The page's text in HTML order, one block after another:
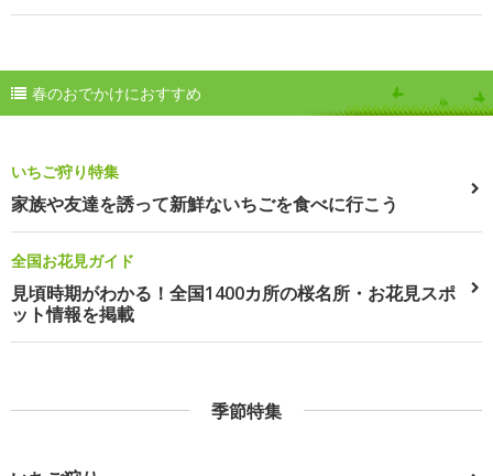
春のおでかけにおすすめ
いちご狩り特集
家族や友達を誘って新鮮ないちごを食べに行こう
全国お花見ガイド
見頃時期がわかる！全国1400カ所の桜名所・お花見スポ
ット情報を掲載
季節特集